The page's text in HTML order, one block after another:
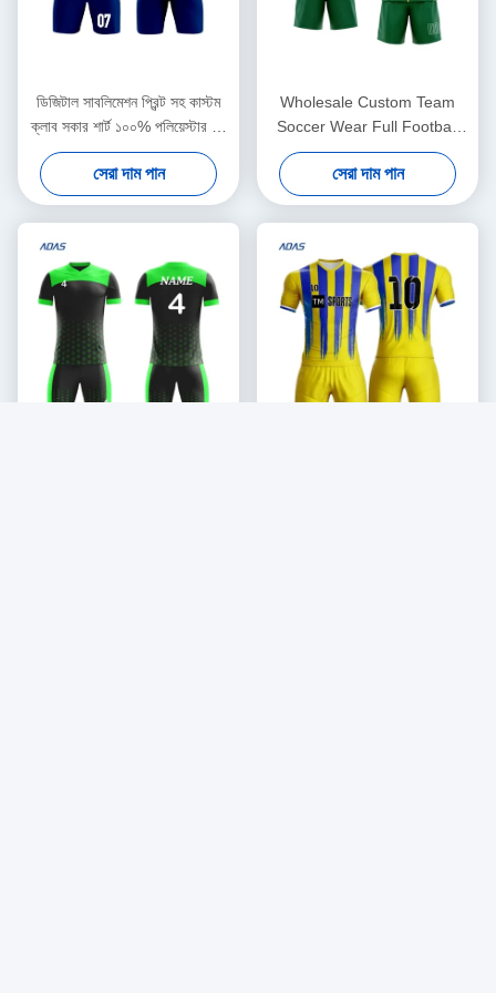
ডিজিটাল সাবলিমেশন প্রিন্ট সহ কাস্টম
ক্লাব সকার শার্ট ১০০% পলিয়েস্টার শর্ট
স্লিভস ফ্রন্ট লোগো OEM সার্ভিস
সেরা দাম পান
Wholesale Custom Team
Soccer Wear Full Football
Jersey Short Sleeve Tops
Shirt Football Wear Kit for
Man and Kid (পুরুষ এবং শিশুর জন্য
কাস্টমাইজড টিম ফুটবল পোশাক ফুল
ফুটবল জার্সি শর্ট আর্ম টপস শার্ট ফুটবল
পোশাক কিট)
সেরা দাম পান